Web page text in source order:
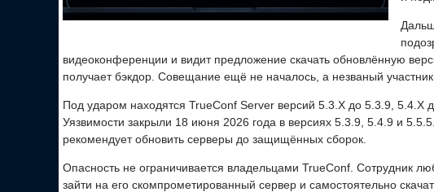
видеоконференции и видит предложение скачать обновлённую
получает бэкдор. Совещание ещё не началось, а незваный
Под ударом находятся TrueConf Server версий 5.3.X до 5.3.9, 5.4.X
Уязвимости закрыли 18 июня 2026 года в версиях 5.3.9, 5.4.9 и
рекомендует обновить серверы до защищённых сборок.
Опасность не ограничивается владельцами TrueConf. Сотрудник
зайти на его скомпрометированный сервер и самостоятельно